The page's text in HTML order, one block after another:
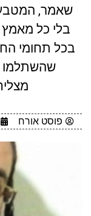
שאמר,
בלי כל
בכל תחומי
שהשתלמו
פוסט אורח